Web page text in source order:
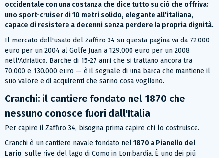
occidentale con una costanza che dice tutto su ciò che offriva:
uno sport-cruiser di 10 metri solido, elegante all'italiana,
capace di resistere a decenni senza perdere la propria dignità.
Il mercato dell'usato del Zaffiro 34 su questa pagina va da 72.000
euro per un 2004 al Golfe Juan a 129.000 euro per un 2008
nell'Adriatico. Barche di 15-27 anni che si trattano ancora tra
70.000 e 130.000 euro — è il segnale di una barca che mantiene il
suo valore e di acquirenti che sanno cosa vogliono.
Cranchi: il cantiere fondato nel 1870 che
nessuno conosce fuori dall'Italia
Per capire il Zaffiro 34, bisogna prima capire chi lo costruisce.
Cranchi è un cantiere navale fondato nel 1870 a Pianello del
Lario, sulle rive del lago di Como in Lombardia. È uno dei più